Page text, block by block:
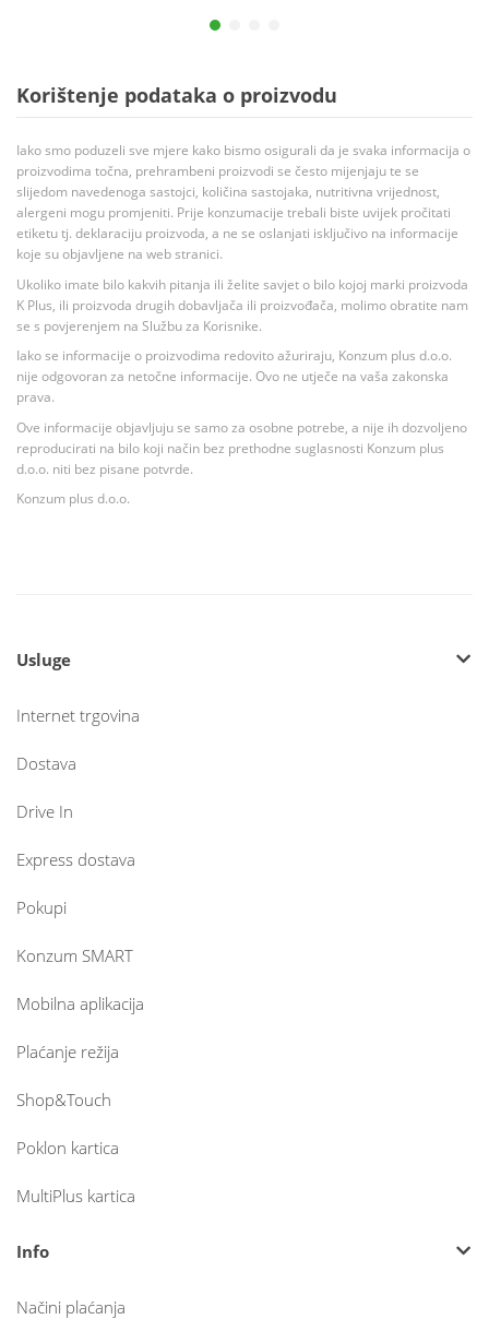
Korištenje podataka o proizvodu
Iako smo poduzeli sve mjere kako bismo osigurali da je svaka informacija o
proizvodima točna, prehrambeni proizvodi se često mijenjaju te se
slijedom navedenoga sastojci, količina sastojaka, nutritivna vrijednost,
alergeni mogu promjeniti. Prije konzumacije trebali biste uvijek pročitati
etiketu tj. deklaraciju proizvoda, a ne se oslanjati isključivo na informacije
koje su objavljene na web stranici.
Ukoliko imate bilo kakvih pitanja ili želite savjet o bilo kojoj marki proizvoda
K Plus, ili proizvoda drugih dobavljača ili proizvođača, molimo obratite nam
se s povjerenjem na Službu za Korisnike.
Iako se informacije o proizvodima redovito ažuriraju, Konzum plus d.o.o.
nije odgovoran za netočne informacije. Ovo ne utječe na vaša zakonska
prava.
Ove informacije objavljuju se samo za osobne potrebe, a nije ih dozvoljeno
reproducirati na bilo koji način bez prethodne suglasnosti Konzum plus
d.o.o. niti bez pisane potvrde.
Konzum plus d.o.o.
Usluge
Internet trgovina
Dostava
Drive In
Express dostava
Pokupi
Konzum SMART
Mobilna aplikacija
Plaćanje režija
Shop&Touch
Poklon kartica
MultiPlus kartica
Info
Načini plaćanja